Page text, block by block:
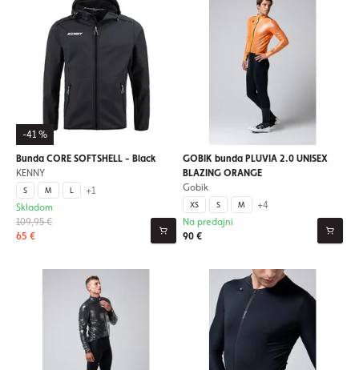
-41 %
Bunda CORE SOFTSHELL - Black
KENNY
S M L +1
109,95 €
65 €
Skladom
GOBIK bunda PLUVIA 2.0 UNISEX
BLAZING ORANGE
Gobik
XS S M +4
90 €
Na predajni